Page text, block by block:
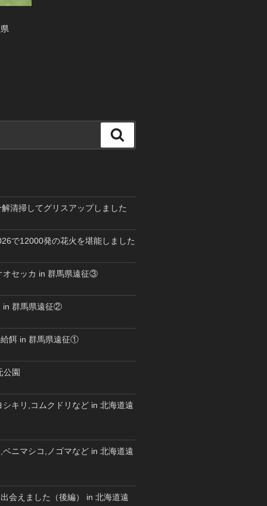
索
清掃してグリスアップしました
で12000発の花火を堪能しました
オセッカ in 群馬県遠征③
in 群馬県遠征②
餌 in 群馬県遠征①
公園
シキリ,コムクドリなど in 北海道遠
ベニマシコ,ノゴマなど in 北海道遠
会えました（後編） in 北海道遠